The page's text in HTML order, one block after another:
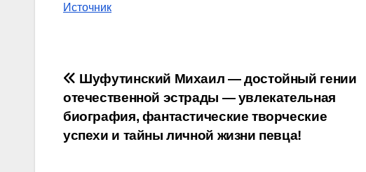
Источник
Навигация
по
записям
Шуфутинский Михаил — достойный гении
отечественной эстрады — увлекательная
биография, фантастические творческие
успехи и тайны личной жизни певца!